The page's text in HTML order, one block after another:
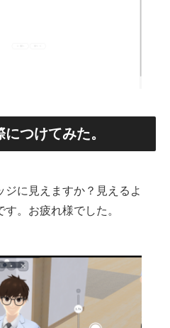
つけてみた。
に見えますか？見えるよ
。お疲れ様でした。